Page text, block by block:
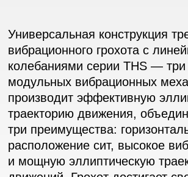
он обладает высокой точностью сортировки,
отлично подходит для сортировки средних
и мелких фракций. Идеальный вариант
для больших мобильных комплексов.